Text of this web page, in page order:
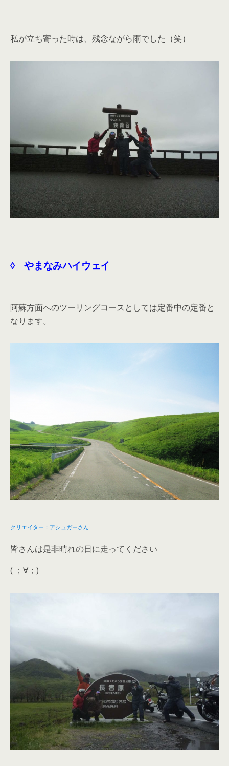
私が立ち寄った時は、残念ながら雨でした（笑）
◊ やまなみハイウェイ
阿蘇方面へのツーリングコースとしては定番中の定番と
なります。
クリエイター：アシュガーさん
皆さんは是非晴れの日に走ってください
( ；∀；)